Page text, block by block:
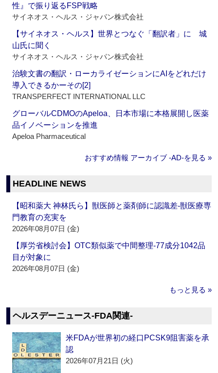
性』で振り返るFSP戦略
サイネオス・ヘルス・ジャパン株式会社
【サイネオス・ヘルス】世界とつなぐ「翻訳者」に 城
山氏に聞く
サイネオス・ヘルス・ジャパン株式会社
治験文書の翻訳・ローカライゼーションにAIをどれだけ
導入できるかーその[2]
TRANSPERFECT INTERNATIONAL LLC
グローバルCDMOのApeloa、日本市場に本格展開し医薬
品イノベーションを推進
Apeloa Pharmaceutical
おすすめ情報 アーカイブ ‐AD‐を見る »
HEADLINE NEWS
【昭和薬大 神林氏ら】獣医師と薬剤師に認識差‐獣医療専
門教育の充実を
2026年08月07日 (金)
【厚労省検討会】OTC類似薬で中間整理‐77成分1042品
目が対象に
2026年08月07日 (金)
もっと見る »
ヘルスデーニュース‐FDA関連‐
米FDAが世界初の経口PCSK9阻害薬を承
認
2026年07月21日 (火)